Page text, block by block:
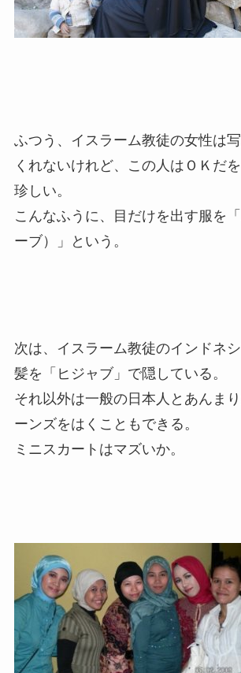
ふつう、イスラーム教徒の女性は
くれないけれど、この人はＯＫだを
珍しい。
こんなふうに、目だけを出す服を
ーブ）」という。
次は、イスラーム教徒のインドネシ
髪を「ヒジャブ」で隠している。
それ以外は一般の日本人とあんま
ーンズをはくこともできる。
ミニスカートはマズいか。